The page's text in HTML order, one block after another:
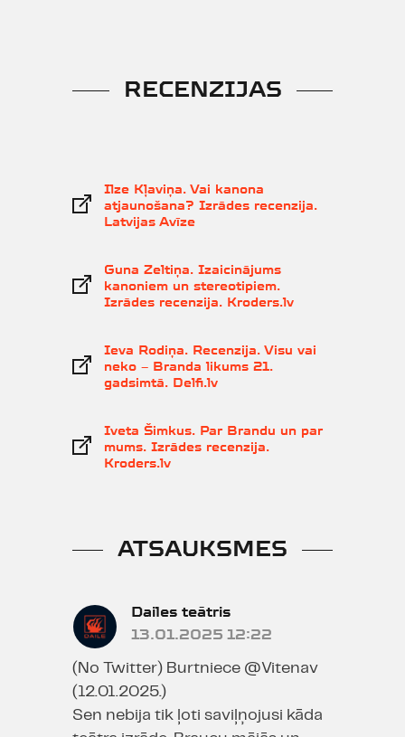
RECENZIJAS
Ilze Kļaviņa. Vai kanona
atjaunošana? Izrādes recenzija.
Latvijas Avīze
Guna Zeltiņa. Izaicinājums
kanoniem un stereotipiem.
Izrādes recenzija. Kroders.lv
Ieva Rodiņa. Recenzija. Visu vai
neko – Branda likums 21.
gadsimtā. Delfi.lv
Iveta Šimkus. Par Brandu un par
mums. Izrādes recenzija.
Kroders.lv
ATSAUKSMES
Dailes teātris
13.01.2025 12:22
(No Twitter) Burtniece @Vitenav
(12.01.2025.)
Sen nebija tik ļoti saviļņojusi kāda